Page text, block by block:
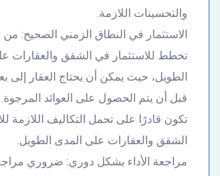
والتحسينات اللازمة.
الاستثمار في النطاق الزمني الصحيح: من
تخطط للاستثمار في الشقق والعقارات
الطويل، حيث يمكن أن يحتاج العقار إلى
قبل أن يتم الحصول على العوائد
تكون قادرًا على تحمل التكاليف اللازمة
الشقق والعقارات على المدى الطويل.
مراجعة الأداء بشكل دوري: ضروري